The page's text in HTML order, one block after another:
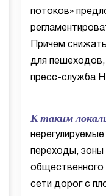
потоков»
Причем
для пешеходов,
пресс-служба
К таким
переходы,
общественного
сети дорог с